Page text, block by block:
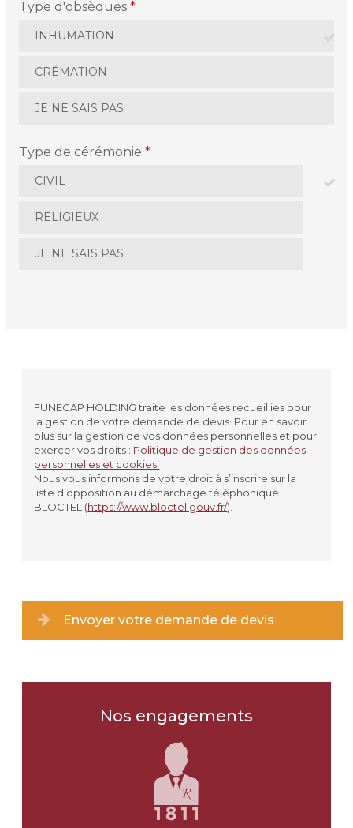
Type d'obsèques*
INHUMATION
CRÉMATION
JE NE SAIS PAS
Type de cérémonie*
CIVIL
RELIGIEUX
JE NE SAIS PAS
MONSIEUR
Prénom*
Nom*
Type de lieu
FUNECAP HOLDING traite les données recueillies pour
la gestion de votre demande de devis. Pour en savoir
plus sur la gestion de vos données personnelles et pour
exercer vos droits : Politique de gestion des données
personnelles et cookies.
Nous vous informons de votre droit à s’inscrire sur la
liste d’opposition au démarchage téléphonique
BLOCTEL (https://www.bloctel.gouv.fr/).
Envoyer votre demande de devis
Nos engagements